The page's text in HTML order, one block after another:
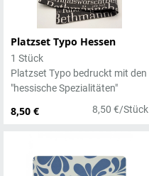
Platzset Typo Hessen
8,50 € 8,50 €/Stück
1 Stück
Platzset Typo bedruckt mit den
"hessische Spezialitäten"